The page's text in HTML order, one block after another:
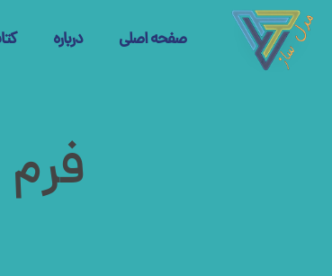
صفحه اصلی درباره